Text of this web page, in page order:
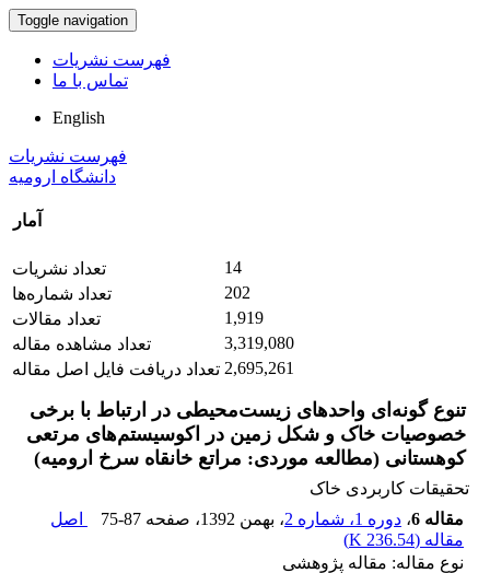
Toggle navigation
فهرست نشریات
تماس با ما
English
فهرست نشریات
دانشگاه ارومیه
آمار
تعداد نشریات
14
تعداد شماره‌ها
202
تعداد مقالات
1,919
تعداد مشاهده مقاله
3,319,080
تعداد دریافت فایل اصل مقاله 2,695,261
تنوع گونه‌ای واحدهای زیست‌محیطی در ارتباط با برخی
خصوصیات خاک و شکل زمین در اکوسیستم‌های مرتعی
کوهستانی (مطالعه موردی: مراتع خانقاه سرخ ارومیه)
تحقیقات کاربردی خاک
مقاله 6
، دوره 1، شماره 2 ، بهمن 1392 ، صفحه 75-87
اصل
مقاله (236.54 K
)
نوع مقاله: مقاله پژوهشی